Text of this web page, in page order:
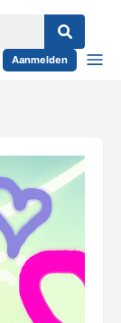
Aanmelden